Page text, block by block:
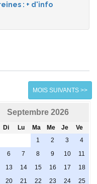
: + d'info
MOIS SUIVANTS >>
Septembre 2026
Di Lu Ma Me Je
Ve
1
2 3
4
6 7 8 9 10
11
13 14 15 16 17
18
20 21 22 23 24
25